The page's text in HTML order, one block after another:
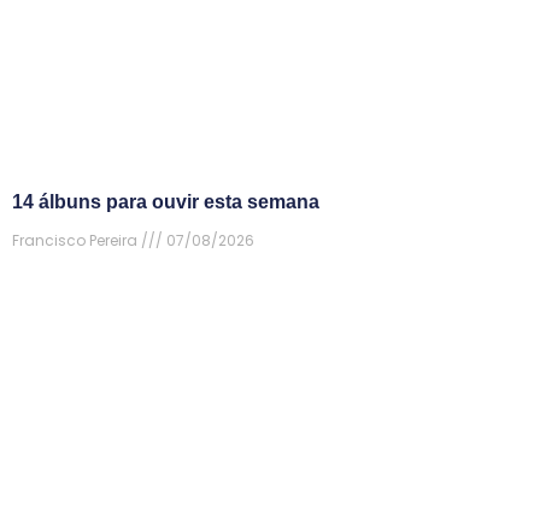
14 álbuns para ouvir esta semana
Francisco Pereira
07/08/2026